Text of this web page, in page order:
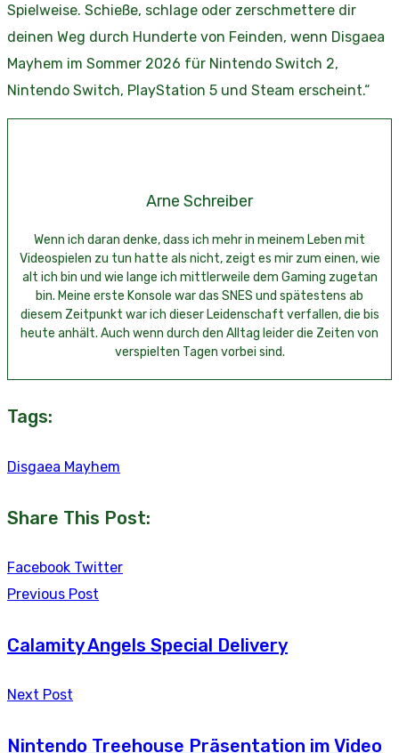
Spielweise. Schieße, schlage oder zerschmettere dir
deinen Weg durch Hunderte von Feinden, wenn Disgaea
Mayhem im Sommer 2026 für Nintendo Switch 2,
Nintendo Switch, PlayStation 5 und Steam erscheint.“
Arne Schreiber
Wenn ich daran denke, dass ich mehr in meinem Leben mit
Videospielen zu tun hatte als nicht, zeigt es mir zum einen, wie
alt ich bin und wie lange ich mittlerweile dem Gaming zugetan
bin. Meine erste Konsole war das SNES und spätestens ab
diesem Zeitpunkt war ich dieser Leidenschaft verfallen, die bis
heute anhält. Auch wenn durch den Alltag leider die Zeiten von
verspielten Tagen vorbei sind.
Tags:
Disgaea Mayhem
Share This Post:
Facebook TwitterYoutube
LinkedIn
Whatsapp
Tumblr
Reddit
Previous Post
Calamity Angels Special Delivery
Next Post
Nintendo Treehouse Präsentation im Video